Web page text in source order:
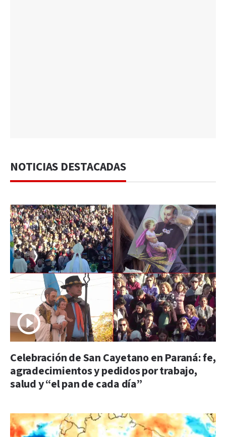
NOTICIAS DESTACADAS
Celebración de San Cayetano en Paraná: fe,
agradecimientos y pedidos por trabajo,
salud y “el pan de cada día”